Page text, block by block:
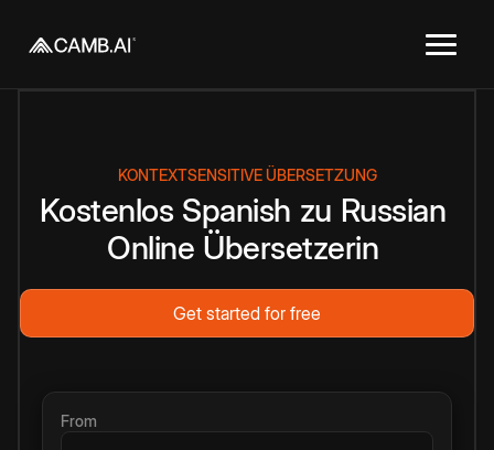
KONTEXTSENSITIVE ÜBERSETZUNG
Kostenlos Spanish zu Russian
Online Übersetzerin
Get started for free
From